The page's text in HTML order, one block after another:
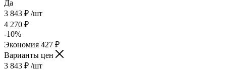
Да
3 843 ₽ /шт
4 270 ₽
-10%
Экономия 427 ₽
Варианты цен
3 843 ₽ /шт